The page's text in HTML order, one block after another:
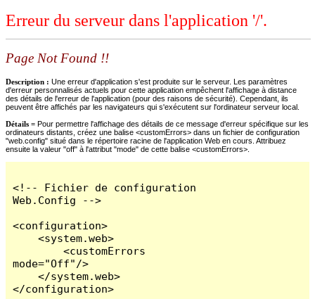
Erreur du serveur dans l'application '/'.
Page Not Found !!
Description : Une erreur d'application s'est produite sur le serveur. Les paramètres
d'erreur personnalisés actuels pour cette application empêchent l'affichage à distance
des détails de l'erreur de l'application (pour des raisons de sécurité). Cependant, ils
peuvent être affichés par les navigateurs qui s'exécutent sur l'ordinateur serveur local.
Détails = Pour permettre l'affichage des détails de ce message d'erreur spécifique sur les
ordinateurs distants, créez une balise <customErrors> dans un fichier de configuration
"web.config" situé dans le répertoire racine de l'application Web en cours. Attribuez
ensuite la valeur "off" à l'attribut "mode" de cette balise <customErrors>.
<!-- Fichier de configuration
Web.Config -->
<configuration>
    <system.web>
        <customErrors
mode="Off"/>
    </system.web>
</configuration>